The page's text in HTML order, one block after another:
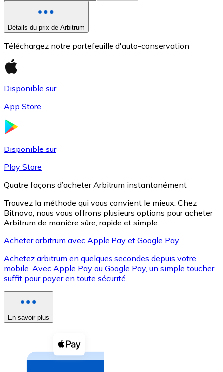
XRP
XRP
Voir toutes
Coupons crypto
Achetez des cryptomonnaies en espèces et d'autres
Détails du prix de Arbitrum
Téléchargez notre portefeuille d'auto-conservation
Disponible sur
App Store
Disponible sur
Play Store
Quatre façons d’acheter Arbitrum instantanément
Trouvez la méthode qui vous convient le mieux. Chez
Bitnovo, nous vous offrons plusieurs options pour acheter
Arbitrum de manière sûre, rapide et simple.
Acheter arbitrum avec Apple Pay et Google Pay
Achetez arbitrum en quelques secondes depuis votre
mobile. Avec Apple Pay ou Google Pay, un simple toucher
suffit pour payer en toute sécurité.
En savoir plus